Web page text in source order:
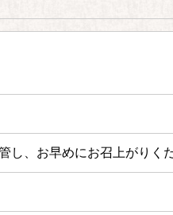
し、お早めにお召上がりく